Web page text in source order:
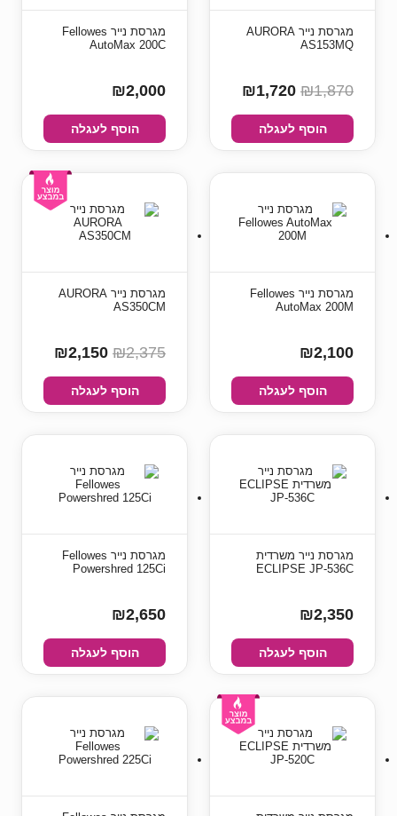
מגרסת נייר AURORA
AS153MQ
₪1,870
הוסף לעגלה
מגרסת נייר Fellowes
AutoMax 200C
₪2,000
הוסף לעגלה
מגרסת נייר Fellowes
AutoMax 200M
₪2,100
הוסף לעגלה
מגרסת נייר AURORA
AS350CM
₪2,375
הוסף לעגלה
מגרסת נייר משרדית
ECLIPSE JP-536C
₪2,350
הוסף לעגלה
מגרסת נייר Fellowes
Powershred 125Ci
₪2,650
הוסף לעגלה